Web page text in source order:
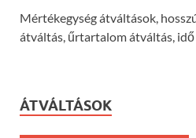
Mértékegység átváltások,
átváltás, űrtartalom átváltás,
ÁTVÁLTÁSOK